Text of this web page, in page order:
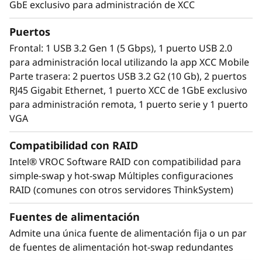
informática, servidores web, virtualización y
El SR250 V2 incluye Lenovo XClarity Controller,
que estandariza y automatiza las tareas de
administración del servidor.
La aplicación virtualizada XClarity
ThinkSystem, reduciendo costes y acelerando
el aprovisionamiento de la infraestructura.
GbE exclusivo para administración de XCC
Puertos
Frontal: 1 USB 3.2 Gen 1 (5 Gbps), 1 puerto USB 2.0
para administración local utilizando la app XCC Mobile
Parte trasera: 2 puertos USB 3.2 G2 (10 Gb), 2 puertos
RJ45 Gigabit Ethernet, 1 puerto XCC de 1GbE exclusivo
para administración remota, 1 puerto serie y 1 puerto
VGA
Compatibilidad con RAID
Intel® VROC Software RAID con compatibilidad para
simple-swap y hot-swap Múltiples configuraciones
RAID (comunes con otros servidores ThinkSystem)
Fuentes de alimentación
Admite una única fuente de alimentación fija o un par
de fuentes de alimentación hot-swap redundantes